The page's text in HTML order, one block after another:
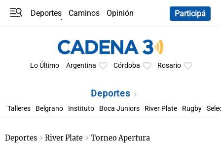
Deportes Caminos
Opinión
Participá
Lo Último Argentina Córdoba Rosario
Deportes
Talleres Belgrano Instituto Boca Juniors River Plate Rugby
Deportes River Plate Torneo Apertura